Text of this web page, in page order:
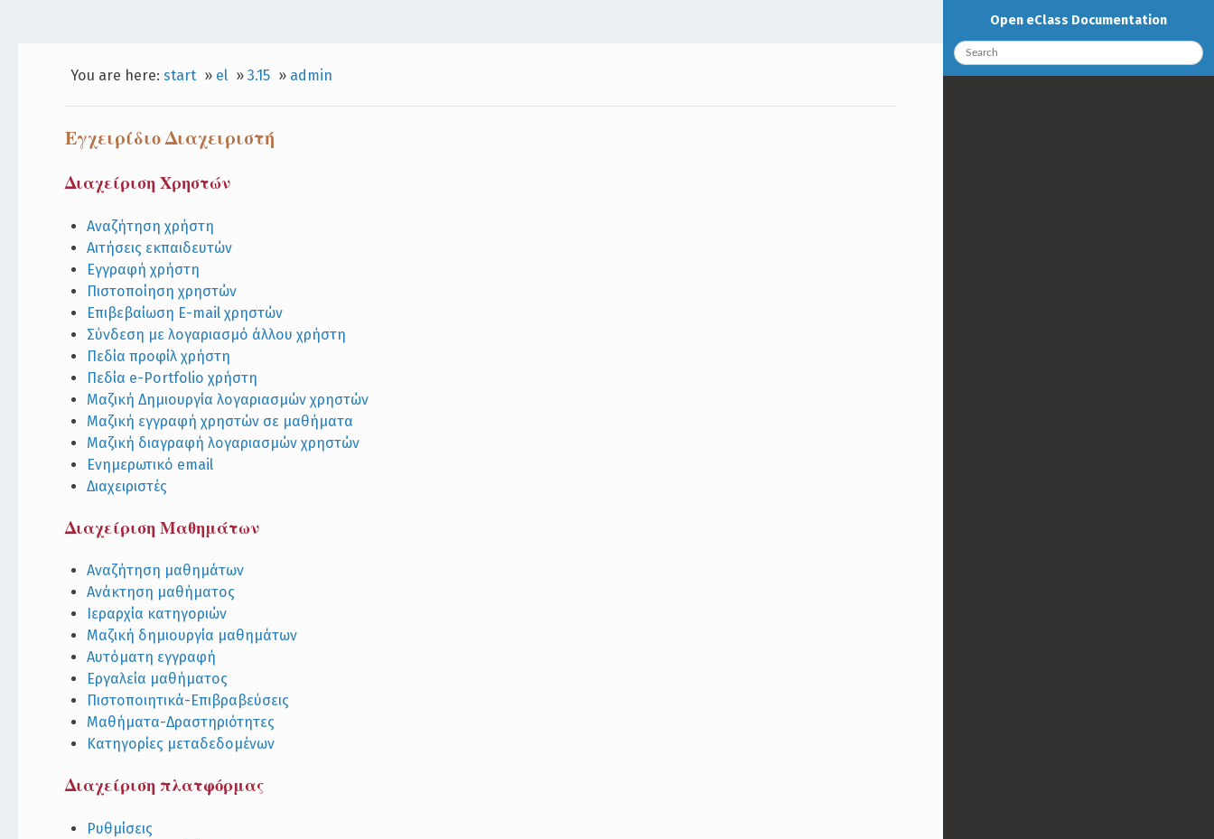
You are here: start » el » 3.15 » admin
Εγχειρίδιο Διαχειριστή
Διαχείριση Χρηστών
Αναζήτηση χρήστη
Αιτήσεις εκπαιδευτών
Εγγραφή χρήστη
Πιστοποίηση χρηστών
Επιβεβαίωση E-mail χρηστών
Σύνδεση με λογαριασμό άλλου χρήστη
Πεδία προφίλ χρήστη
Πεδία e-Portfolio χρήστη
Μαζική Δημιουργία λογαριασμών χρηστών
Μαζική εγγραφή χρηστών σε μαθήματα
Μαζική διαγραφή λογαριασμών χρηστών
Ενημερωτικό email
Διαχειριστές
Διαχείριση Μαθημάτων
Αναζήτηση μαθημάτων
Ανάκτηση μαθήματος
Ιεραρχία κατηγοριών
Μαζική δημιουργία μαθημάτων
Αυτόματη εγγραφή
Εργαλεία μαθήματος
Πιστοποιητικά-Επιβραβεύσεις
Μαθήματα-Δραστηριότητες
Κατηγορίες μεταδεδομένων
Διαχείριση πλατφόρμας
Ρυθμίσεις
Open eClass Documentation